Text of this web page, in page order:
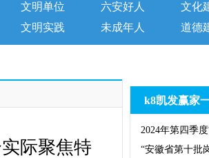
文明单位 六安好人 文化
文明实践 未成年人 道德
际聚焦特
k8凯发赢家
2024年第四季
“安徽省第十批